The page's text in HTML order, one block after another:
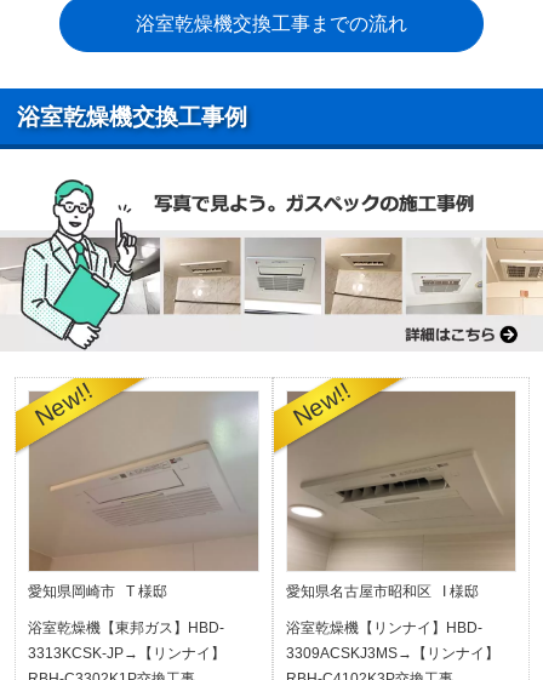
浴室乾燥機交換工事までの流れ
浴室乾燥機交換工事例
愛知県岡崎市 T 様邸
浴室乾燥機【東邦ガス】HBD-
3313KCSK-JP→【リンナイ】
愛知県名古屋市昭和区 I 様邸
浴室乾燥機【リンナイ】HBD-
3309ACSKJ3MS→【リンナイ】